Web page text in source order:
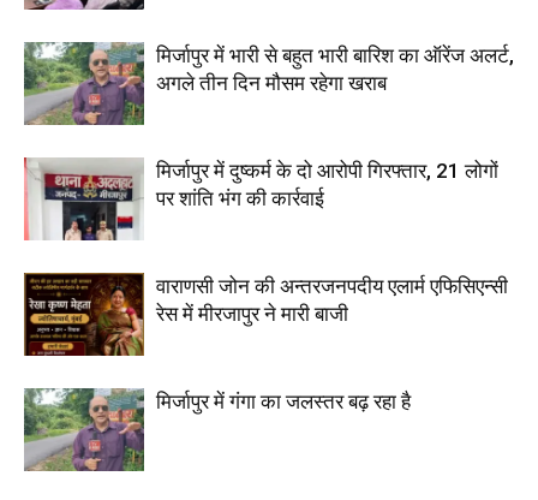
मिर्जापुर में भारी से बहुत भारी बारिश का ऑरेंज अलर्ट,
अगले तीन दिन मौसम रहेगा खराब
मिर्जापुर में दुष्कर्म के दो आरोपी गिरफ्तार, 21 लोगों
पर शांति भंग की कार्रवाई
वाराणसी जोन की अन्तरजनपदीय एलार्म एफिसिएन्सी
रेस में मीरजापुर ने मारी बाजी
मिर्जापुर में गंगा का जलस्तर बढ़ रहा है